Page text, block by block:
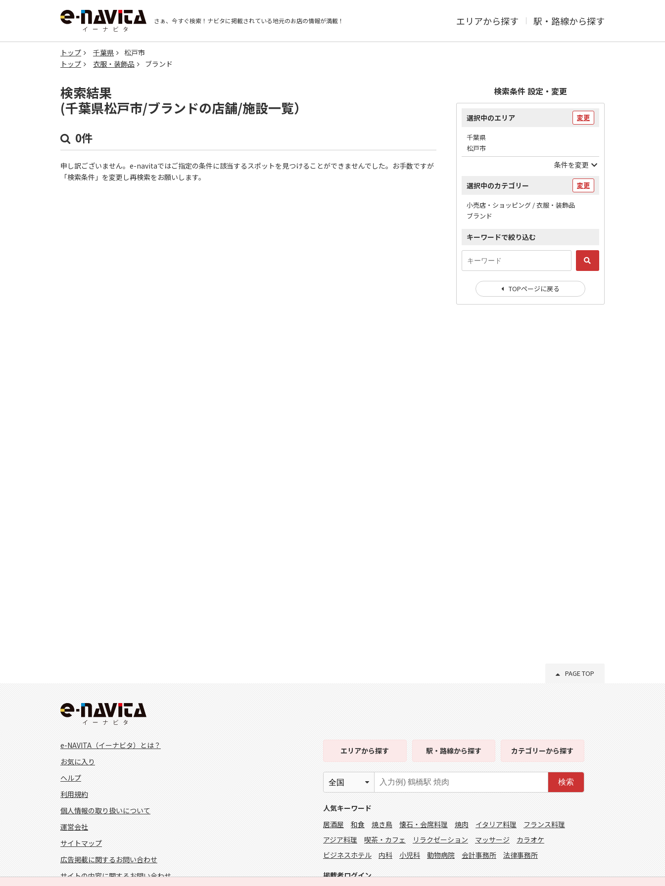
さぁ、今すぐ検索！ ナビタに掲載されている地元のお店の情報が満載！ エリアから探す 駅・路線から探す
トップ 千葉県
松戸市
トップ
衣服・装飾品 ブランド
検索結果
(千葉県松戸市/ブランドの店舗/施設一覧）
0件
申し訳ございません。e-navitaではご指定の条件に該当するスポットを見つけることができませんでした。お手数ですが
「検索条件」を変更し再検索をお願いします。
検索条件 設定・変更
選択中のエリア 変更
千葉県
松戸市
条件を変更
選択中のカテゴリー 変更
小売店・ショッピング / 衣服・装飾品
ブランド
キーワードで絞り込む
TOPページに戻る
PAGE TOP
e-NAVITA（イーナビタ）とは？
お気に入り
ヘルプ
利用規約
個人情報の取り扱いについて
運営会社
サイトマップ
広告掲載に関するお問い合わせ
サイトの内容に関するお問い合わせ
エリアから探す 駅・路線から探す カテゴリーから探す
検索
人気キーワード
居酒屋
和食 焼き鳥 懐石・会席料理 焼肉 イタリア料理
フランス料理
アジア料理
喫茶・カフェ リラクゼーション マッサージ
カラオケ
ビジネスホテル
内科 小児科 動物病院 会計事務所 法律事務所
掲載者ログイン